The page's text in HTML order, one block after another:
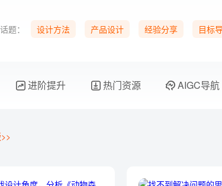
题： 设计方法 产品设计 经验分享
目标
进阶提升 热门资源 AIGC导航